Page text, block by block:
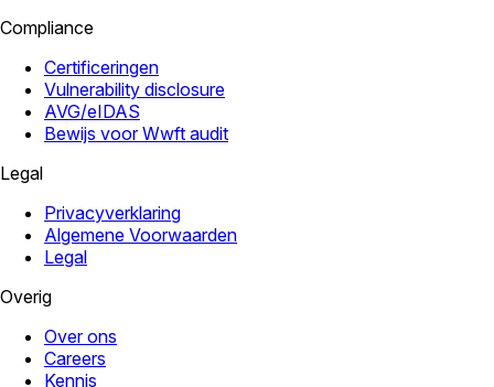
Compliance
Certificeringen
Vulnerability disclosure
AVG/eIDAS
Bewijs voor Wwft audit
Legal
Privacyverklaring
Algemene Voorwaarden
Legal
Overig
Over ons
Careers
Kennis